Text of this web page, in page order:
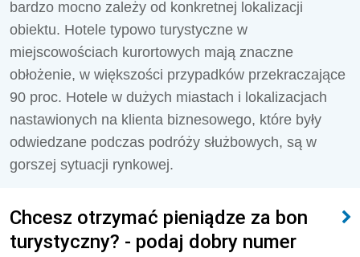
bardzo mocno zależy od konkretnej lokalizacji
obiektu. Hotele typowo turystyczne w
miejscowościach kurortowych mają znaczne
obłożenie, w większości przypadków przekraczające
90 proc. Hotele w dużych miastach i lokalizacjach
nastawionych na klienta biznesowego, które były
odwiedzane podczas podróży służbowych, są w
gorszej sytuacji rynkowej.
Chcesz otrzymać pieniądze za bon
turystyczny? - podaj dobry numer